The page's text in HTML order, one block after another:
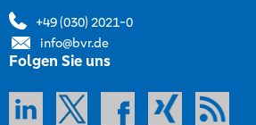
+49 (030) 2021-0
info@bvr.de
Folgen Sie uns